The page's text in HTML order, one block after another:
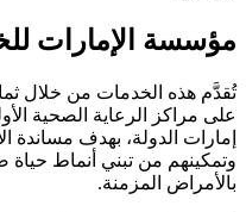
مؤسسة الإمارات
تُقدَّم هذه الخدمات من خلال
على مراكز الرعاية الصحية
إمارات الدولة، بهدف مساندة
وتمكينهم من تبني أنماط
بالأمراض المزمنة.